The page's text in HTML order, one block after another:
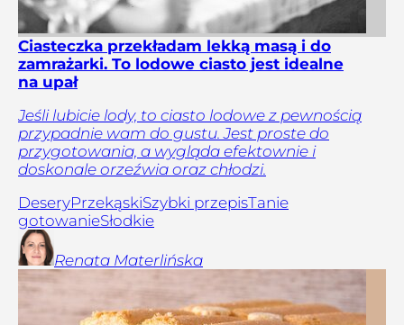
Ciasteczka przekładam lekką masą i do
zamrażarki. To lodowe ciasto jest idealne
na upał
Jeśli lubicie lody, to ciasto lodowe z pewnością
przypadnie wam do gustu. Jest proste do
przygotowania, a wygląda efektownie i
doskonale orzeźwia oraz chłodzi.
DeseryPrzekąskiSzybki przepisTanie
gotowanieSłodkie
Renata Materlińska